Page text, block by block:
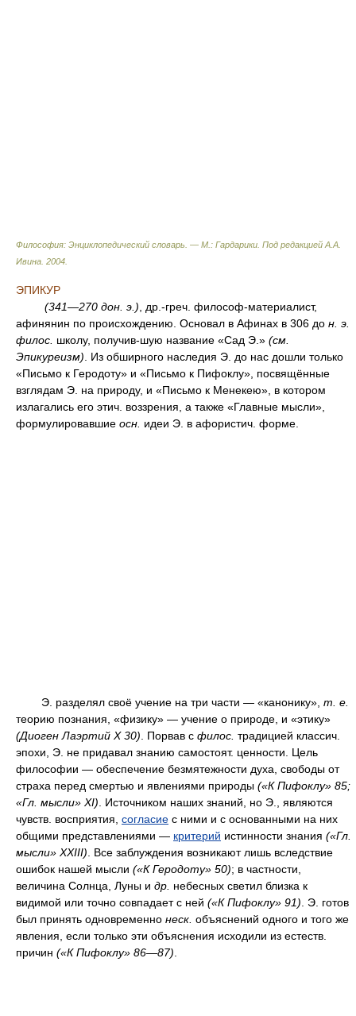
Философия: Энциклопедический словарь. — М.: Гардарики Под редакцией А.А.
Ивина 2004
ЭПИКУР
(341—270 дон. э. ) , др.-греч. философ-материалист,
афинянин по происхождению. Основал в Афинах в 306 до н. э.
филос. школу, получив-шую название «Сад Э.» (см.
Эпикуреизм) . Из обширного наследия Э. до нас дошли только
«Письмо к Геродоту» и «Письмо к Пифоклу», посвящённые
взглядам Э. на природу, и «Письмо к Менекею», в котором
излагались его этич. воззрения, а также «Главные мысли»,
формулировавшие осн. идеи Э. в афористич. форме.
Э. разделял своё учение на три части — «канонику», т. е.
теорию познания, «физику» — учение о природе, и «этику»
(Диоген Лаэртий X 30) . Порвав с филос. традицией классич.
эпохи, Э. не придавал знанию самостоят. ценности. Цель
философии — обеспечение безмятежности духа, свободы от
страха перед смертью и явлениями природы («К Пифоклу» 85;
«Гл. мысли» XI) . Источником наших знаний, но Э., являются
чувств. восприятия, согласие с ними и с основанными на них
общими представлениями — критерий истинности знания («Гл.
мысли» XXIII) . Все заблуждения возникают лишь вследствие
ошибок нашей мысли («К Геродоту» 50); в частности,
величина Солнца, Луны и др. небесных светил близка к
видимой или точно совпадает с ней («К Пифоклу» 91) . Э. готов
был принять одновременно неск. объяснений одного и того же
явления, если только эти объяснения исходили из естеств.
причин («К Пифоклу» 86—87)